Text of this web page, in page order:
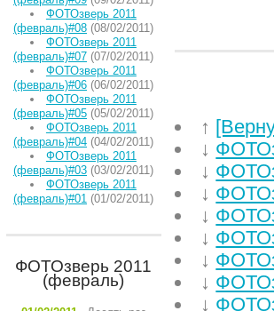
ФОТОзверь 2011
(февраль)#08 (08/02/2011)
ФОТОзверь 2011
(февраль)#07 (07/02/2011)
ФОТОзверь 2011
(февраль)#06 (06/02/2011)
ФОТОзверь 2011
(февраль)#05 (05/02/2011)
ФОТОзверь 2011
(февраль)#04 (04/02/2011)
ФОТОзверь 2011
(февраль)#03 (03/02/2011)
ФОТОзверь 2011
(февраль)#01 (01/02/2011)
ФОТОзверь 2011
(февраль)
↑
↓
↓
↓
↓
↓
↓
↓
↓